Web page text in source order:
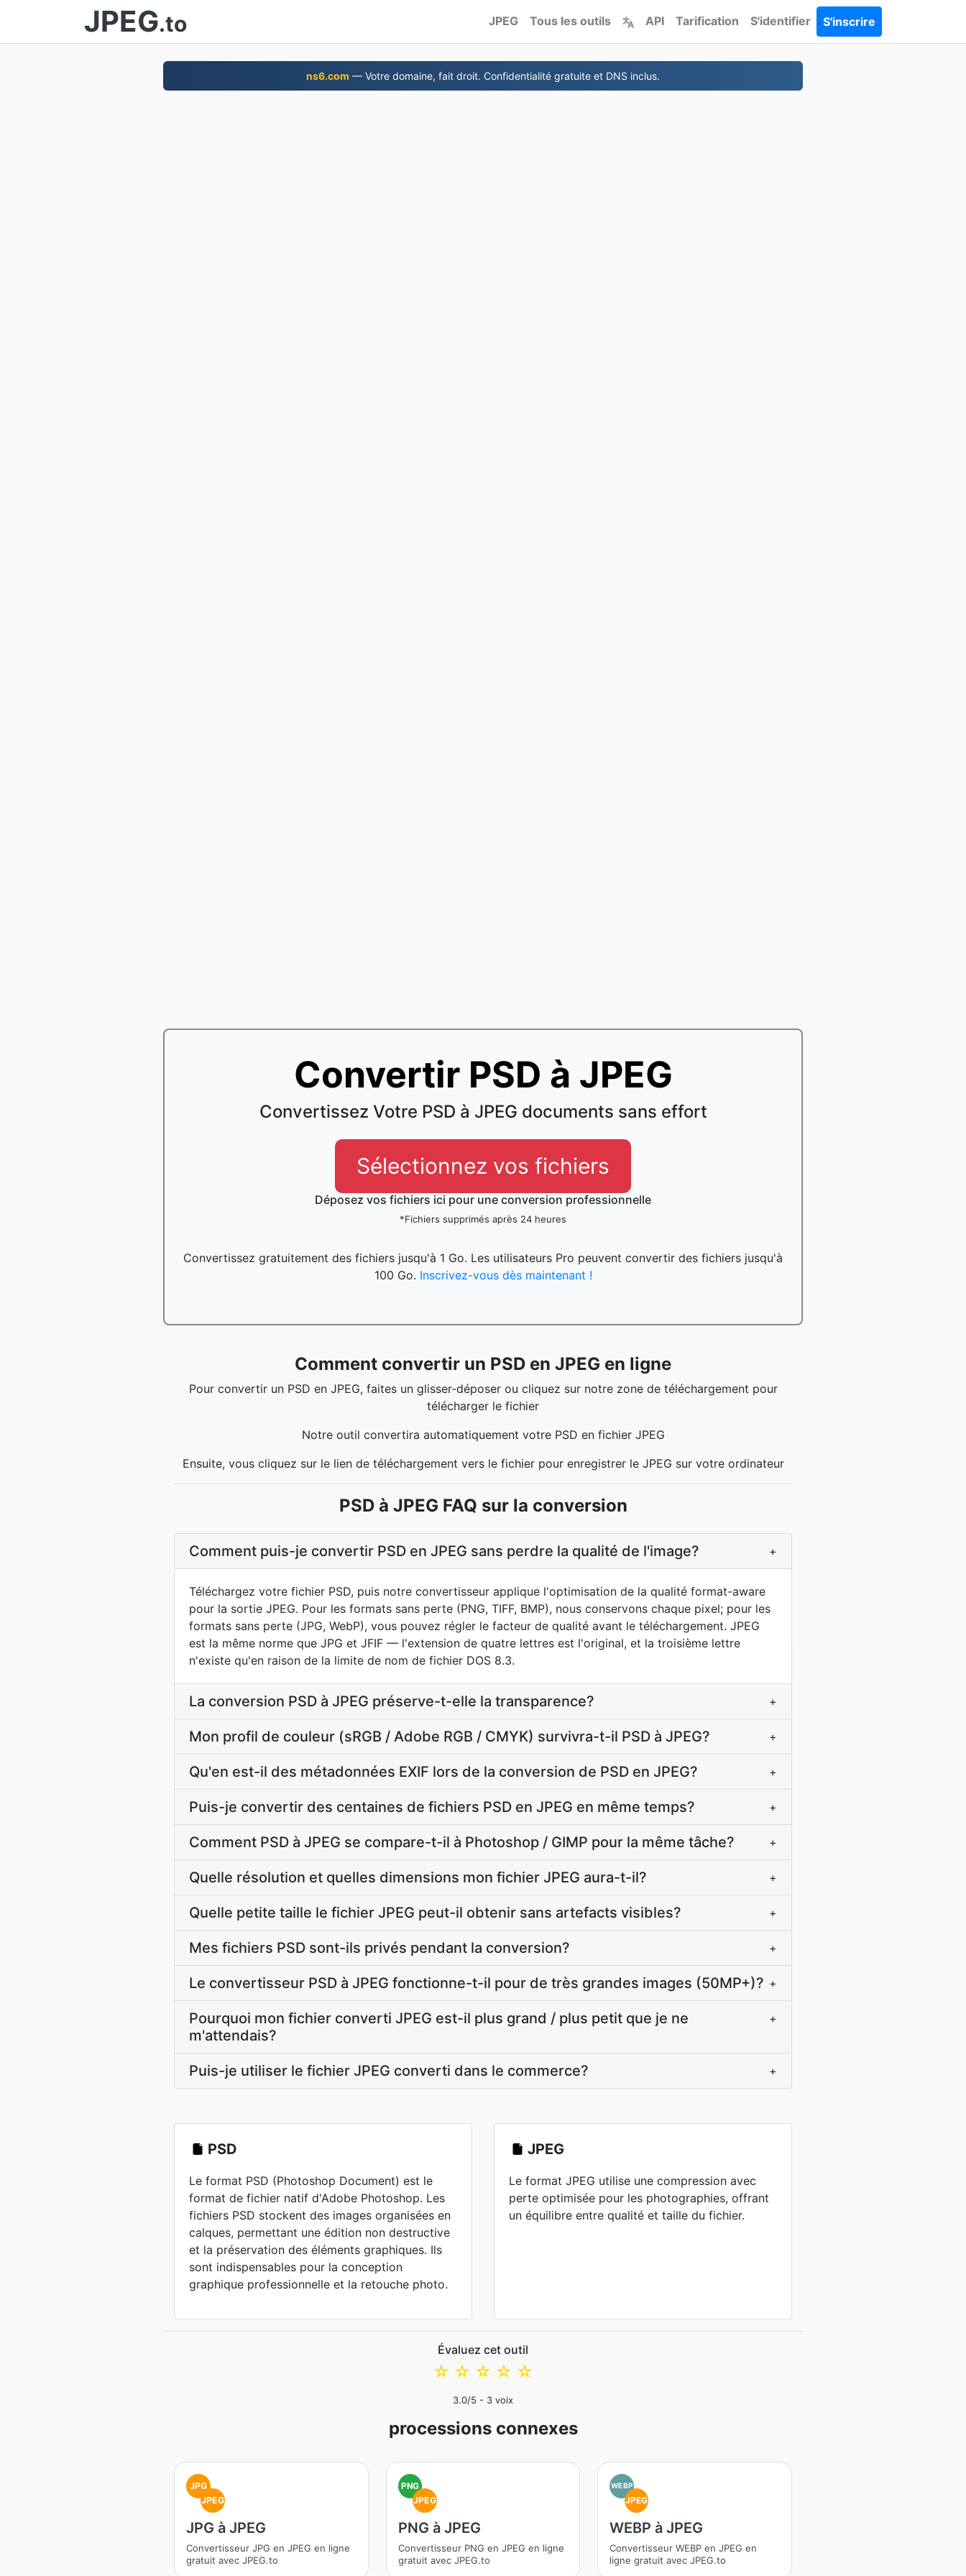
JPEG.to JPEG Tous les outils API Tarification S'identifier S'inscrire
ns6.com — Votre domaine, fait droit. Confidentialité gratuite et DNS inclus.
Convertir PSD à JPEG
Convertissez Votre PSD à JPEG documents sans effort
Sélectionnez vos fichiers
Déposez vos fichiers ici pour une conversion professionnelle
*Fichiers supprimés après 24 heures
Convertissez gratuitement des fichiers jusqu'à 1 Go. Les utilisateurs Pro peuvent convertir des fichiers jusqu'à
100 Go. Inscrivez-vous dès maintenant !
Comment convertir un PSD en JPEG en ligne
Pour convertir un PSD en JPEG, faites un glisser-déposer ou cliquez sur notre zone de téléchargement pour
télécharger le fichier
Notre outil convertira automatiquement votre PSD en fichier JPEG
Ensuite, vous cliquez sur le lien de téléchargement vers le fichier pour enregistrer le JPEG sur votre ordinateur
PSD à JPEG FAQ sur la conversion
Comment puis-je convertir PSD en JPEG sans perdre la qualité de l'image? +
Téléchargez votre fichier PSD, puis notre convertisseur applique l'optimisation de la qualité format-aware
pour la sortie JPEG. Pour les formats sans perte (PNG, TIFF, BMP), nous conservons chaque pixel; pour les
formats sans perte (JPG, WebP), vous pouvez régler le facteur de qualité avant le téléchargement. JPEG
est la même norme que JPG et JFIF — l'extension de quatre lettres est l'original, et la troisième lettre
n'existe qu'en raison de la limite de nom de fichier DOS 8.3.
La conversion PSD à JPEG préserve-t-elle la transparence? +
Mon profil de couleur (sRGB / Adobe RGB / CMYK) survivra-t-il PSD à JPEG? +
Qu'en est-il des métadonnées EXIF lors de la conversion de PSD en JPEG? +
Puis-je convertir des centaines de fichiers PSD en JPEG en même temps? +
Comment PSD à JPEG se compare-t-il à Photoshop / GIMP pour la même tâche? +
Quelle résolution et quelles dimensions mon fichier JPEG aura-t-il? +
Quelle petite taille le fichier JPEG peut-il obtenir sans artefacts visibles? +
Mes fichiers PSD sont-ils privés pendant la conversion? +
Le convertisseur PSD à JPEG fonctionne-t-il pour de très grandes images (50MP+)? +
Pourquoi mon fichier converti JPEG est-il plus grand / plus petit que je ne
m'attendais?
+
Puis-je utiliser le fichier JPEG converti dans le commerce? +
PSD
Le format PSD (Photoshop Document) est le
format de fichier natif d'Adobe Photoshop. Les
fichiers PSD stockent des images organisées en
calques, permettant une édition non destructive
et la préservation des éléments graphiques. Ils
sont indispensables pour la conception
graphique professionnelle et la retouche photo.
JPEG
Le format JPEG utilise une compression avec
perte optimisée pour les photographies, offrant
un équilibre entre qualité et taille du fichier.
Évaluez cet outil
☆
☆
☆
☆
☆
3.0/5 - 3 voix
processions connexes
JPG
JPEG
JPG à JPEG
Convertisseur JPG en JPEG en ligne
gratuit avec JPEG.to
PNG
JPEG
PNG à JPEG
Convertisseur PNG en JPEG en ligne
gratuit avec JPEG.to
WEBP
JPEG
WEBP à JPEG
Convertisseur WEBP en JPEG en
ligne gratuit avec JPEG.to